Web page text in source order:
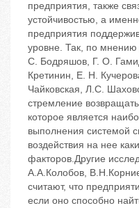
предприятия, также
устойчивостью, а
предприятия
уровне. Так, по
С. Бодряшов, Г. О.
Кретинин, Е. Н.
Чайковская, Л.С.
стремление
которое является
выполнения системой
воздействия на нее
факторов.Другие
А.А.Колобов,
считают, что
если оно способно